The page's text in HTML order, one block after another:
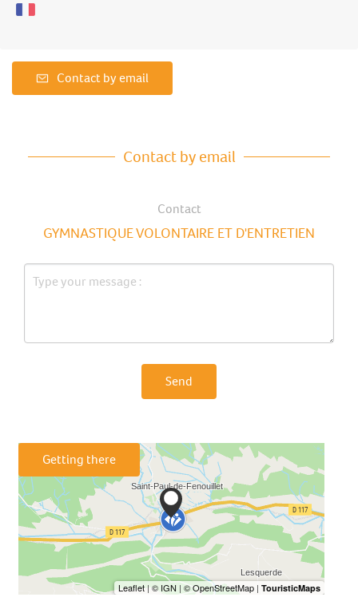
Contact by email
Contact by email
Contact
GYMNASTIQUE VOLONTAIRE ET D'ENTRETIEN
Send
Getting there